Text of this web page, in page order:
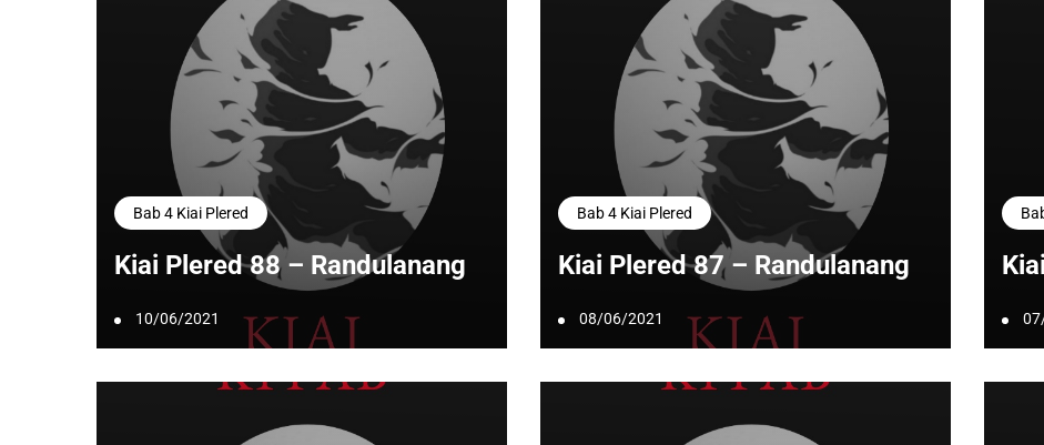
Bab 4 Kiai Plered
Kiai Plered 88 – Randulanang
10/06/2021
Bab 4 Kiai Plered
Kiai Plered 87 – Randulanang
08/06/2021